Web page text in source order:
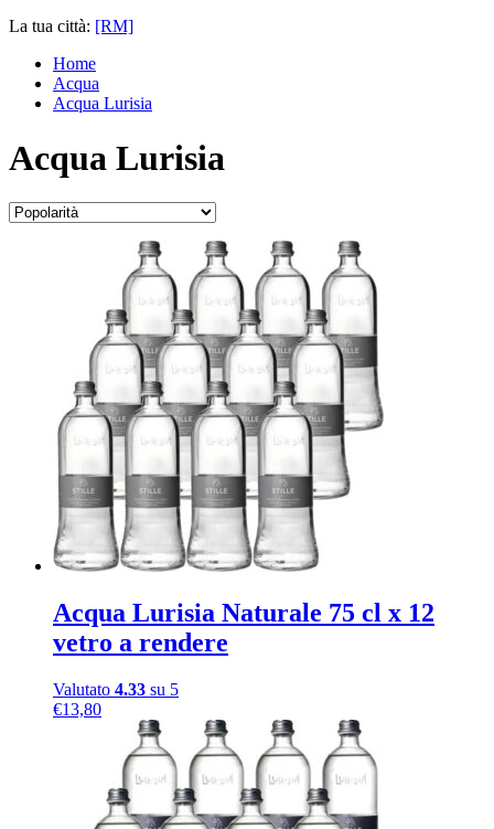
La tua città: [RM]
Home
Acqua
Acqua Lurisia
Acqua Lurisia
Acqua Lurisia Naturale 75 cl x 12
vetro a rendere
Valutato 4.33 su 5
€13,80